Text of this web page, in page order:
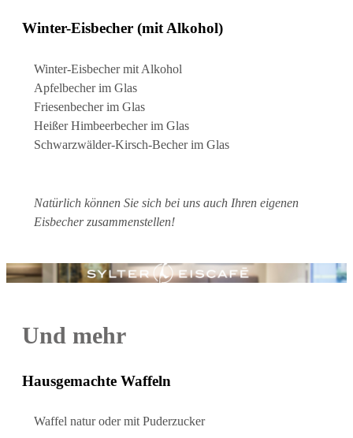
Winter-Eisbecher (mit Alkohol)
Winter-Eisbecher mit Alkohol
Apfelbecherim Glas
Friesenbecherim Glas
Heißer Himbeerbecherim Glas
Schwarzwälder-Kirsch-Becherim Glas
Natürlich können Sie sich bei uns auch Ihren eigenen
Eisbecher zusammenstellen!
Und mehr
Hausgemachte Waffeln
Waffel natur oder mit Puderzucker